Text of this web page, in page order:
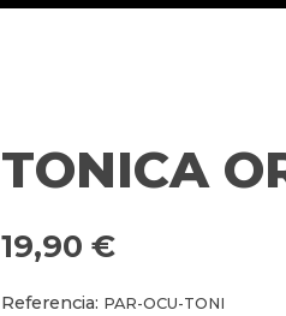
TONICA
19,90 €
Referencia: PAR-OCU-TONI